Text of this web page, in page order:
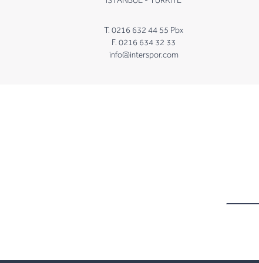
T. 0216 632 44 55 Pbx
F. 0216 634 32 33
info@interspor.com